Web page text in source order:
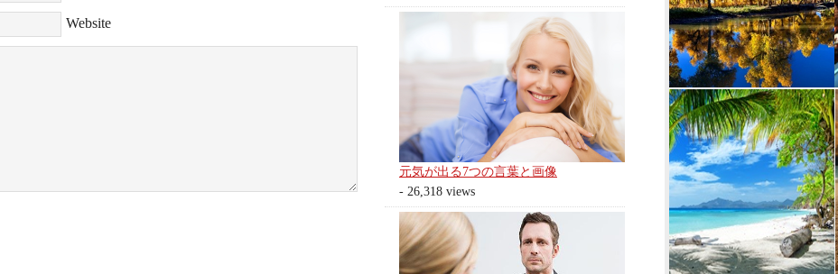
Website
元気が出る7つの言葉と画像
- 26,318 views